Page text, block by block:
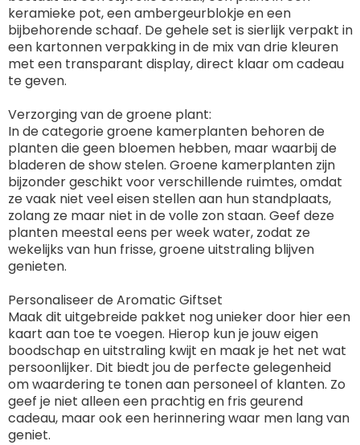
keramieke pot, een ambergeurblokje en een
bijbehorende schaaf. De gehele set is sierlijk verpakt in
een kartonnen verpakking in de mix van drie kleuren
met een transparant display, direct klaar om cadeau
te geven.
Verzorging van de groene plant:
In de categorie groene kamerplanten behoren de
planten die geen bloemen hebben, maar waarbij de
bladeren de show stelen. Groene kamerplanten zijn
bijzonder geschikt voor verschillende ruimtes, omdat
ze vaak niet veel eisen stellen aan hun standplaats,
zolang ze maar niet in de volle zon staan. Geef deze
planten meestal eens per week water, zodat ze
wekelijks van hun frisse, groene uitstraling blijven
genieten.
Personaliseer de Aromatic Giftset
Maak dit uitgebreide pakket nog unieker door hier een
kaart aan toe te voegen. Hierop kun je jouw eigen
boodschap en uitstraling kwijt en maak je het net wat
persoonlijker. Dit biedt jou de perfecte gelegenheid
om waardering te tonen aan personeel of klanten. Zo
geef je niet alleen een prachtig en fris geurend
cadeau, maar ook een herinnering waar men lang van
geniet.